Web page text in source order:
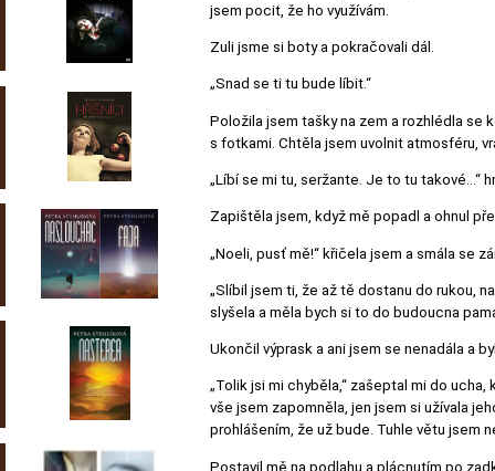
jsem pocit, že ho využívám.
Zuli jsme si boty a pokračovali dál.
„Snad se ti tu bude líbit.“
Položila jsem tašky na zem a rozhlédla
s fotkami. Chtěla jsem uvolnit atmosféru,
„Líbí se mi tu, seržante. Je to tu takové…“
Zapištěla jsem, když mě popadl a ohnul
„Noeli, pusť mě!“ křičela jsem a smála se
„Slíbil jsem ti, že až tě dostanu do rukou,
slyšela a měla bych si to do budoucna
Ukončil výprask a ani jsem se nenadála a
„Tolik jsi mi chyběla,“ zašeptal mi do
vše jsem zapomněla, jen jsem si užívala
prohlášením, že už bude. Tuhle větu jsem
Postavil mě na podlahu a plácnutím po